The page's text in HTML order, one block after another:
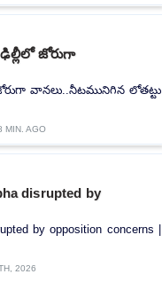
ఢిల్లీలో జోరుగా
జోరుగా వానలు..నీటమునిగిన లోతట్టు
MIN. AGO
disrupted by
by opposition concerns |
2026